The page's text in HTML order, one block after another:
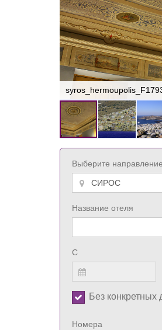
Выберите
Название отеля
С
Без конкретных
Номера